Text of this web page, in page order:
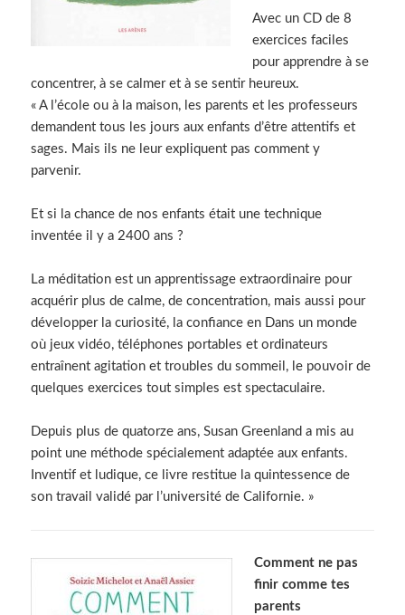
Avec un CD de 8
exercices faciles
pour apprendre à se
concentrer, à se calmer et à se sentir heureux.
« A l’école ou à la maison, les parents et les professeurs
demandent tous les jours aux enfants d’être attentifs et
sages. Mais ils ne leur expliquent pas comment y
parvenir.
Et si la chance de nos enfants était une technique
inventée il y a 2400 ans ?
La méditation est un apprentissage extraordinaire pour
acquérir plus de calme, de concentration, mais aussi pour
développer la curiosité, la confiance en Dans un monde
où jeux vidéo, téléphones portables et ordinateurs
entraînent agitation et troubles du sommeil, le pouvoir de
quelques exercices tout simples est spectaculaire.
Depuis plus de quatorze ans, Susan Greenland a mis au
point une méthode spécialement adaptée aux enfants.
Inventif et ludique, ce livre restitue la quintessence de
son travail validé par l’université de Californie. »
Comment ne pas
finir comme tes
parents